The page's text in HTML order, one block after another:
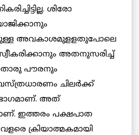
ശിരോ
അവകാശമുളളതുപോലെ
അതനുസരിച്ച്
പൗരനും
ചിലര്‍ക്ക്
ഭാഗമാണ്. അത്
ഇത്തരം പക്ഷപാത
ക്രിയാത്മകമായി